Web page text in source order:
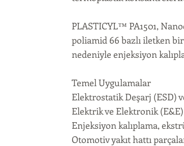
PLASTICYL™ PA1501,
poliamid 66 bazlı iletken
nedeniyle enjeksiyon
Temel Uygulamalar
Elektrostatik Deşarj (ESD)
Elektrik ve Elektronik
Enjeksiyon kalıplama,
Otomotiv yakıt hattı